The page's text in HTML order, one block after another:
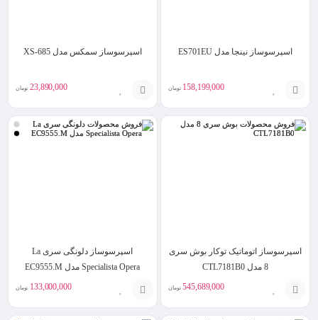
اسپرسوساز نینجا مدل ES701EU
158,199,000 تومان
گزینه
اسپرسوساز سمکس مدل XS-685
23,890,000 تومان
به
اسپرسوساز اتوماتیک توکار بوش سری
8 مدل CTL7181B0
545,689,000 تومان
اسپرسوساز دلونگی سری La
Specialista Opera مدل EC9555.M
133,000,000 تومان